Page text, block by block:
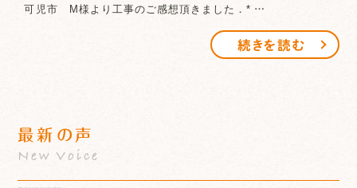
可児市 M様より工事のご感想頂きました．* …
続きを読む
最新の声
New Voice